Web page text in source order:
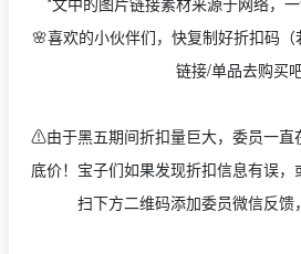
🌸喜欢的小伙伴们，快复制好折扣码
链接/单品去购买吧
⚠️由于黑五期间折扣量巨大，委员一直
底价！宝子们如果发现折扣信息有误
扫下方二维码添加委员微信反馈